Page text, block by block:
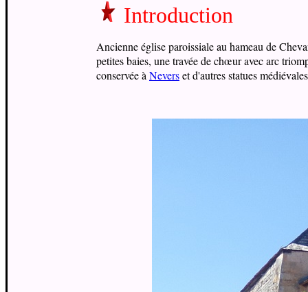
Introduction
Ancienne église paroissiale au hameau de
petites baies, une travée de chœur avec arc
conservée à Neverset d'autres statues